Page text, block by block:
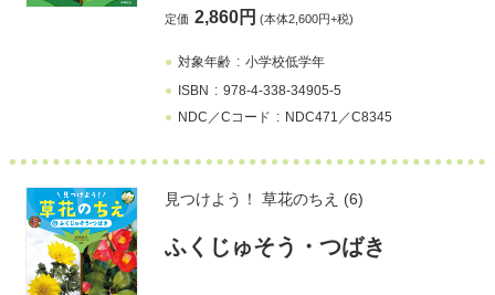
定価 2,860円 (本体2,600円+税)
対象年齢
小学校低学年
ISBN
978-4-338-34905-5
NDC／Cコード
NDC471／C8345
見つけよう！ 草花のちえ (6)
ふくじゅそう・つばき